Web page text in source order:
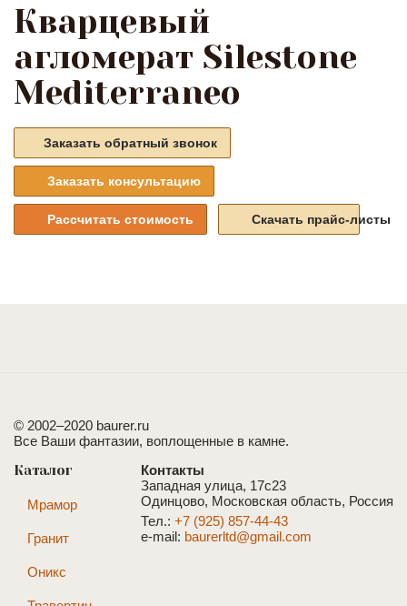
Кварцевый
агломерат Silestone
Mediterraneo
Заказать обратный звонок
Заказать консультацию
Рассчитать стоимость Скачать прайс-листы
© 2002–2020 baurer.ru
Все Ваши фантазии, воплощенные в камне.
Контакты
Западная улица, 17с23
Одинцово, Московская область, Россия
Тел.: +7 (925) 857-44-43
e-mail: baurerltd@gmail.com
Каталог
Мрамор
Гранит
Оникс